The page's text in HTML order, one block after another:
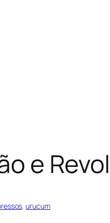
e
, urucum